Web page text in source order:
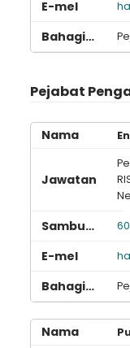
Pejabat